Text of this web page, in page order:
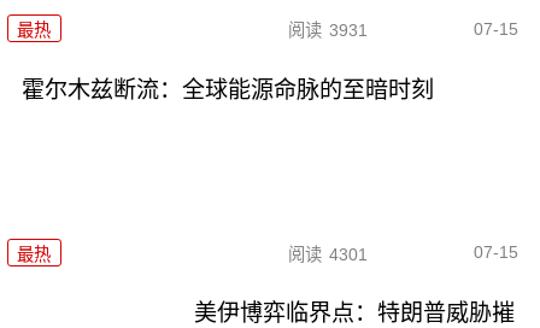
最热 阅读 3931 07-15
霍尔木兹断流：全球能源命脉的至暗时刻
最热 阅读 4301 07-15
美伊博弈临界点：特朗普威胁摧